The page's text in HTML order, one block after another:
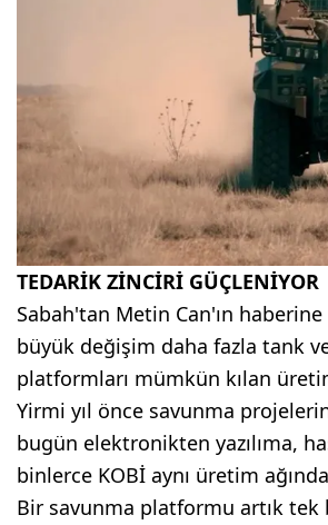
TEDARİK ZİNCİRİ GÜÇLENİYOR
Sabah'tan Metin Can'ın
büyük değişim daha fazla tank
platformları mümkün kılan
Yirmi yıl önce savunma
bugün elektronikten yazılıma,
binlerce KOBİ aynı üretim
Bir savunma platformu artık